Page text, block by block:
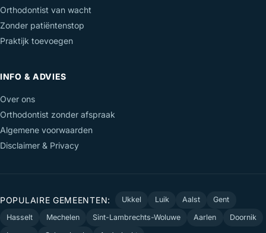
Orthodontist van wacht
Zonder patiëntenstop
Praktijk toevoegen
INFO & ADVIES
Over ons
Orthodontist zonder afspraak
Algemene voorwaarden
Disclaimer & Privacy
POPULAIRE GEMEENTEN: Ukkel Luik Aalst
Gent
Hasselt
Mechelen Sint-Lambrechts-Woluwe Aarlen
Doornik